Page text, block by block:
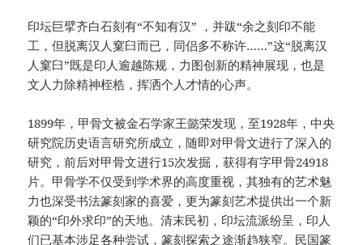
印坛巨擘齐白石刻有“不知有汉” ，并跋“余之刻印不能
工，但脱离汉人窠臼而已，同侣多不称许……”这“脱离汉
人窠臼”既是印人逾越陈规，力图创新的精神展现，也是
文人力除精神桎梏，挥洒个人才情的心声。
1899年，甲骨文被金石学家王懿荣发现，至1928年，中央
研究院历史语言研究所成立，随即对甲骨文进行了深入的
研究，前后对甲骨文进行15次发掘，获得有字甲骨24918
片。甲骨学不仅受到学术界的高度重视，其独有的艺术魅
力也深受书法篆刻家的喜爱，更为篆刻艺术提供出一个新
颖的“印外求印”的天地。清末民初，印坛流派纷呈，印人
们已基本涉足各种尝试，篆刻探索之途渐趋狭窄。民国篆